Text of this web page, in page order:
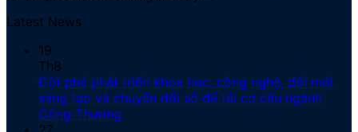
Latest News
19
Th8
Đột phá phát triển khoa học, công nghệ, đổi mới
sáng tạo và chuyển đổi số để tái cơ cấu ngành
Công Thương